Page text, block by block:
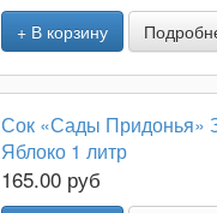
+ В корзину
Сок «Сады Придонья»
Яблоко 1 литр
165.00 руб